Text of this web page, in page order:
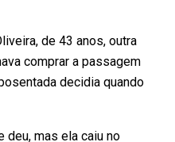
de 43 anos, outra
comprar a passagem
decidia quando
deu, mas ela caiu no